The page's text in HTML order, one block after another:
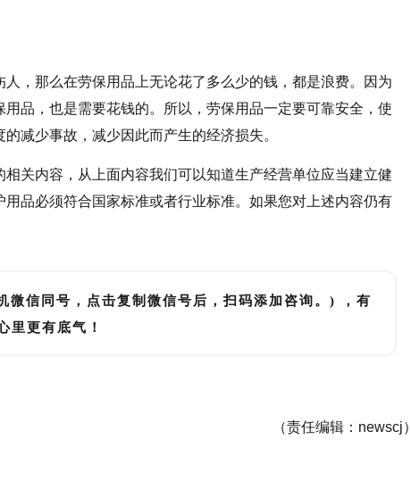
，那么在劳保用品上无论花了多么少的钱，都是浪费。因为
品，也是需要花钱的。所以，劳保用品一定要可靠安全，使
减少事故，减少因此而产生的经济损失。
关内容，从上面内容我们可以知道生产经营单位应当建立健
品必须符合国家标准或者行业标准。如果您对上述内容仍有
微信同号，点击复制微信号后，扫码添加咨询。) ，有
里更有底气！
（责任编辑：newscj）